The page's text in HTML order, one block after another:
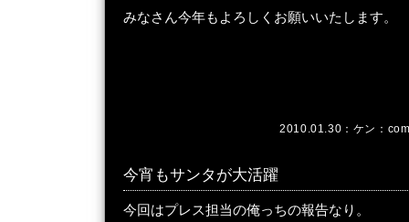
みなさん今年もよろしくお願いいたします。
2010.01.30： ケン ：
今宵もサンタが大活躍
今回はプレス担当の俺っちの報告なり。